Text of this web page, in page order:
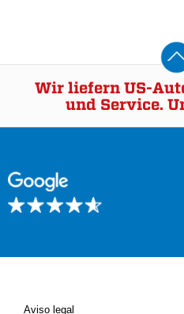
Wir liefern US-
und Service.
Aviso legal